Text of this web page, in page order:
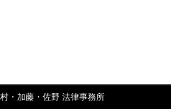
・加藤・佐野 法律事務所